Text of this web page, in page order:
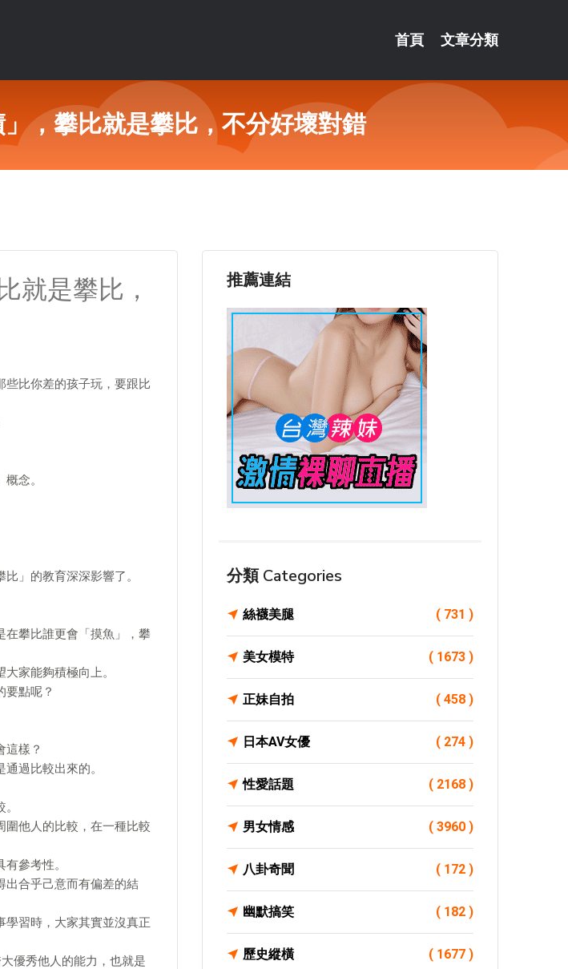
首頁 文章分類
，攀比就是攀比，不分好壞對錯
就是攀比，
些比你差的孩子玩，要跟比
念。
」的教育深深影響了。
在攀比誰更會「摸魚」，攀
家能夠積極向上。
要點呢？
這樣？
過比較出來的。
圍他人的比較，在一種比較
參考性。
出合乎己意而有偏差的結
學習時，大家其實並沒真正
優秀他人的能力，也就是
推薦連結
分類 Categories
絲襪美腿 ( 731 )
美女模特 ( 1673 )
正妹自拍 ( 458 )
日本AV女優 ( 274 )
性愛話題 ( 2168 )
男女情感 ( 3960 )
八卦奇聞 ( 172 )
幽默搞笑 ( 182 )
歷史縱橫 ( 1677 )